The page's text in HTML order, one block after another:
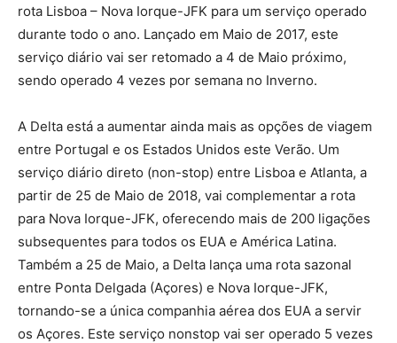
rota Lisboa – Nova Iorque-JFK para um serviço operado
durante todo o ano. Lançado em Maio de 2017, este
serviço diário vai ser retomado a 4 de Maio próximo,
sendo operado 4 vezes por semana no Inverno.
A Delta está a aumentar ainda mais as opções de viagem
entre Portugal e os Estados Unidos este Verão. Um
serviço diário direto (non-stop) entre Lisboa e Atlanta, a
partir de 25 de Maio de 2018, vai complementar a rota
para Nova Iorque-JFK, oferecendo mais de 200 ligações
subsequentes para todos os EUA e América Latina.
Também a 25 de Maio, a Delta lança uma rota sazonal
entre Ponta Delgada (Açores) e Nova Iorque-JFK,
tornando-se a única companhia aérea dos EUA a servir
os Açores. Este serviço nonstop vai ser operado 5 vezes